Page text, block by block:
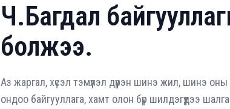
Ч.Багдал
болжээ.
Аз жаргал, хүсэл тэмүүлэл дүүрэн шинэ жил, шинэ
ондоо байгууллага, хамт олон бүр шилдэгүүдээ